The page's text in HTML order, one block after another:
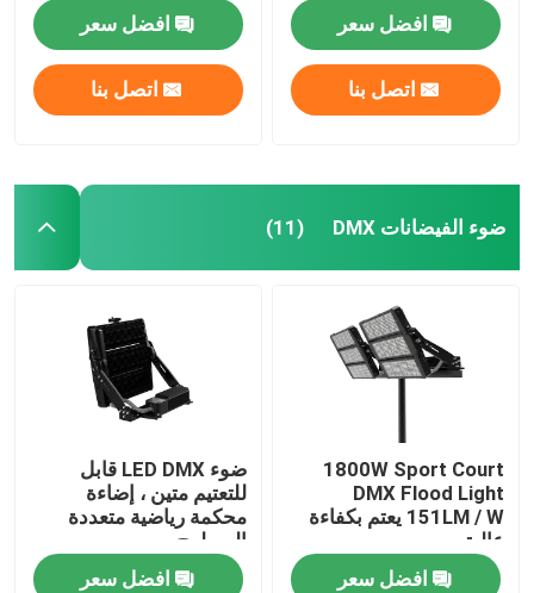
افضل سعر
اتصل بنا
افضل سعر
اتصل بنا
ضوء الفيضانات DMX (11)
1800W Sport Court
DMX Flood Light
151LM / W يعتم بكفاءة
عالية
افضل سعر
ضوء LED DMX قابل
للتعتيم متين ، إضاءة
محكمة رياضية متعددة
السطوح
افضل سعر